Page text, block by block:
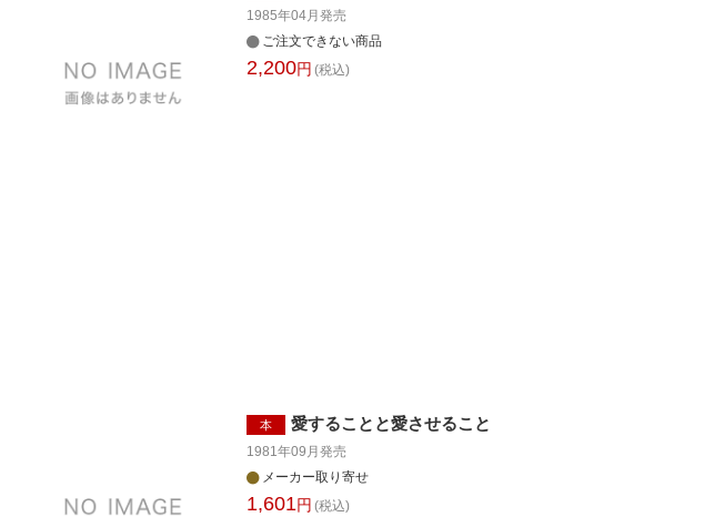
1985年04月 発売
ご注文できない商品
2,200円 (税込)
本 愛することと愛させること
1981年09月 発売
メーカー取り寄せ
1,601円 (税込)